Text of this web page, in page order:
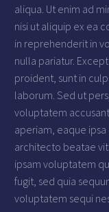
aliqua. Ut enim ad
nisi ut aliquip ex ea
in reprehenderit in
nulla pariatur.
proident, sunt in
laborum. Sed ut
voluptatem
aperiam, eaque
architecto beatae
ipsam voluptatem
fugit, sed quia
voluptatem sequi